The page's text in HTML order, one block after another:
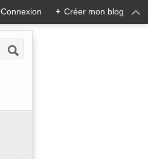
Connexion + Créer mon blog